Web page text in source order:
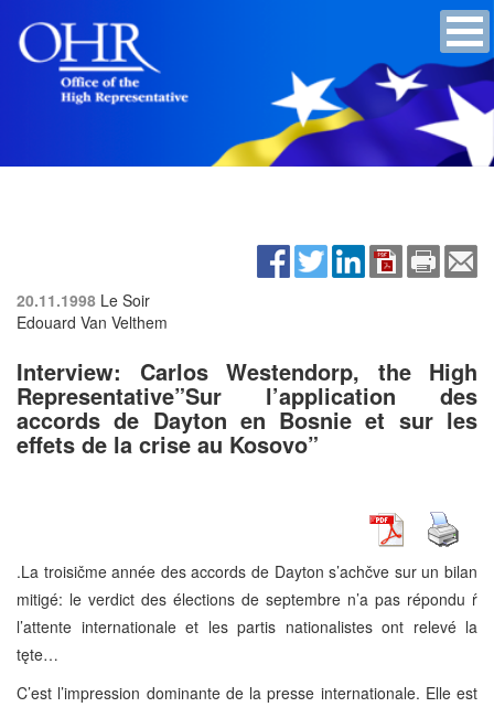
20.11.1998 Le Soir
Edouard Van Velthem
Interview: Carlos Westendorp, the High
Representative”Sur l’application des
accords de Dayton en Bosnie et sur les
effets de la crise au Kosovo”
.La troisičme année des accords de Dayton s’achčve sur un bilan
mitigé: le verdict des élections de septembre n’a pas répondu ŕ
l’attente internationale et les partis nationalistes ont relevé la
tęte…
C’est l’impression dominante de la presse internationale. Elle est